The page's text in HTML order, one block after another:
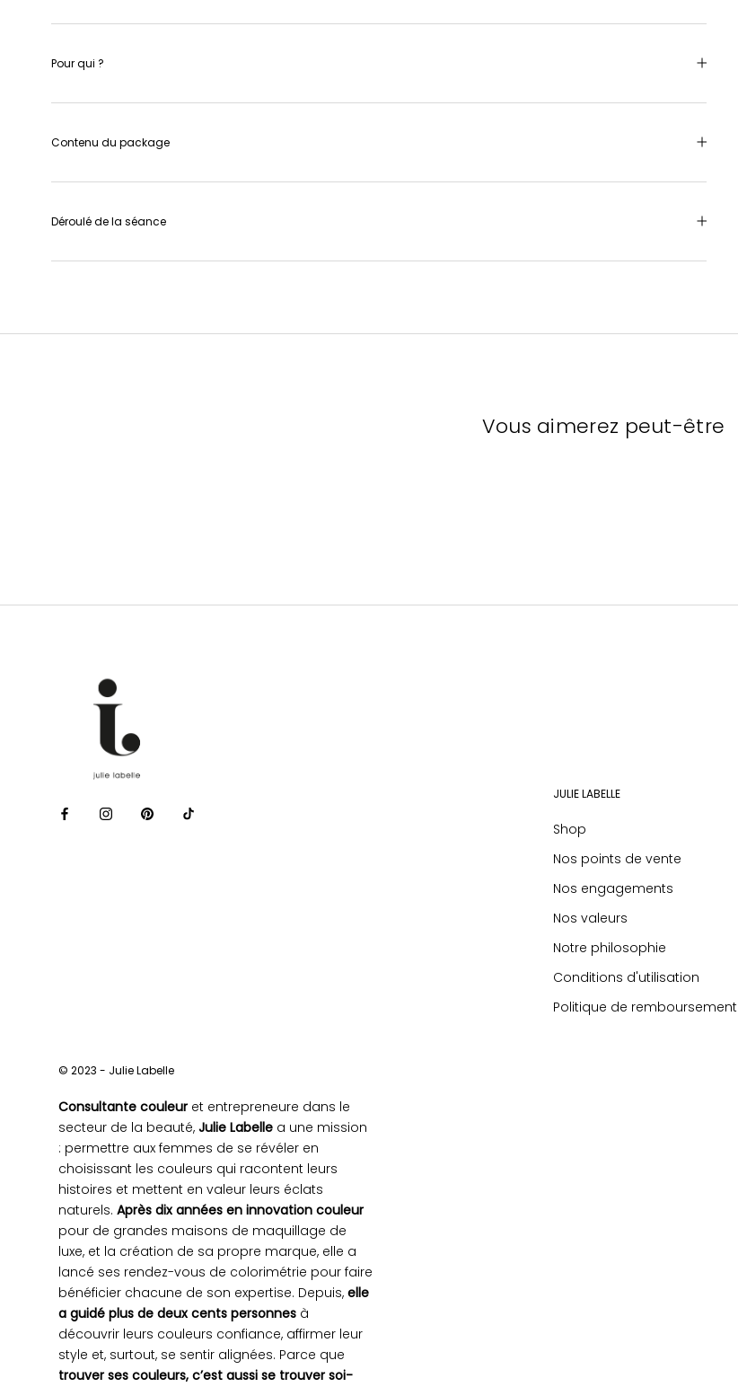
Pour qui ?
Contenu du package
Déroulé de la séance
Vous aimerez peut-être
JULIE LABELLE
Shop
Nos points de vente
Nos engagements
Nos valeurs
Notre philosophie
Conditions d'utilisation
Politique de remboursement
© 2023 - Julie Labelle
Consultante couleur et entrepreneure dans le
secteur de la beauté, Julie Labelle a une mission
: permettre aux femmes de se révéler en
choisissant les couleurs qui racontent leurs
histoires et mettent en valeur leurs éclats
naturels. Après dix années en innovation couleur
pour de grandes maisons de maquillage de
luxe, et la création de sa propre marque, elle a
lancé ses rendez-vous de colorimétrie pour faire
bénéficier chacune de son expertise. Depuis, elle
a guidé plus de deux cents personnes à
découvrir leurs couleurs confiance, affirmer leur
style et, surtout, se sentir alignées. Parce que
trouver ses couleurs, c’est aussi se trouver soi-